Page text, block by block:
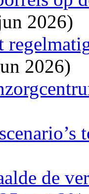
2026)
2026)
de